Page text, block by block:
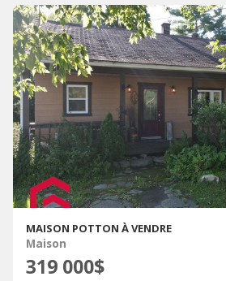
MAISON POTTON À VENDRE
Maison
319 000$